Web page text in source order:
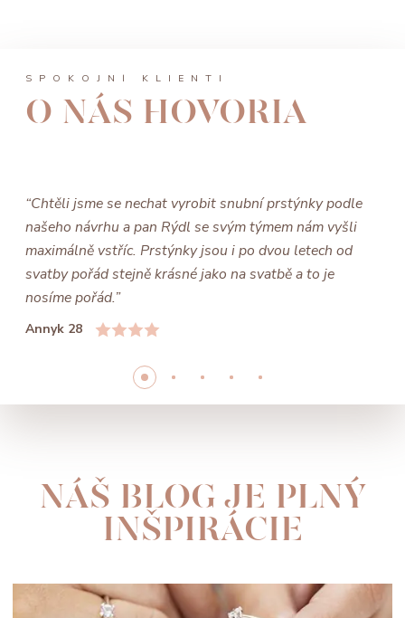
SPOKOJNÍ KLIENTI
O NÁS HOVORIA
“Chtěli jsme se nechat vyrobit snubní prstýnky podle
našeho návrhu a pan Rýdl se svým týmem nám vyšli
maximálně vstříc. Prstýnky jsou i po dvou letech od
svatby pořád stejně krásné jako na svatbě a to je
nosíme pořád.”
Annyk 28
NÁŠ BLOG JE PLNÝ
INŠPIRÁCIE